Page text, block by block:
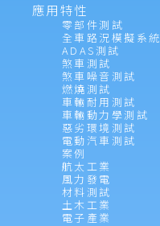
應用特性
零部件測試
全車路況模擬系統
ADAS測試
煞車測試
煞車噪音測試
燃燒測試
車輛耐用測試
車輛動力學測試
惡劣環境測試
電動汽車測試
案例
航太工業
風力發電
材料測試
土木工業
電子產業